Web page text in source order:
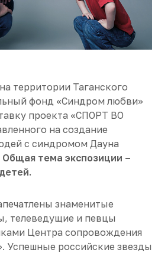
территории Таганского
фонд «Синдром любви»
проекта «СПОРТ ВО
на создание
с синдромом Дауна
Общая тема экспозиции –
знаменитые
телеведущие и певцы
Центра сопровождения
Успешные российские звезды